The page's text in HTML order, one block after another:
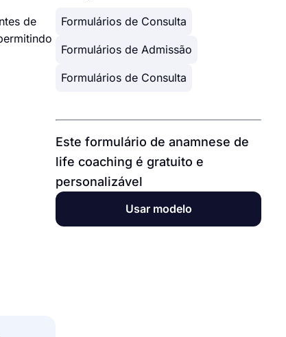
de
Formulários de Consulta
Formulários de Admissão
Formulários de Consulta
Este formulário de anamnese de
life coaching é gratuito e
personalizável
Usar modelo